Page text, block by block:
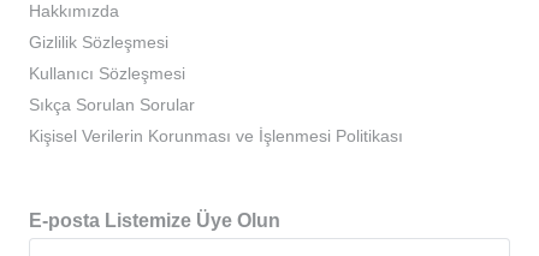
Hakkımızda
Gizlilik Sözleşmesi
Kullanıcı Sözleşmesi
Sıkça Sorulan Sorular
Kişisel Verilerin Korunması ve İşlenmesi Politikası
E-posta Listemize Üye Olun